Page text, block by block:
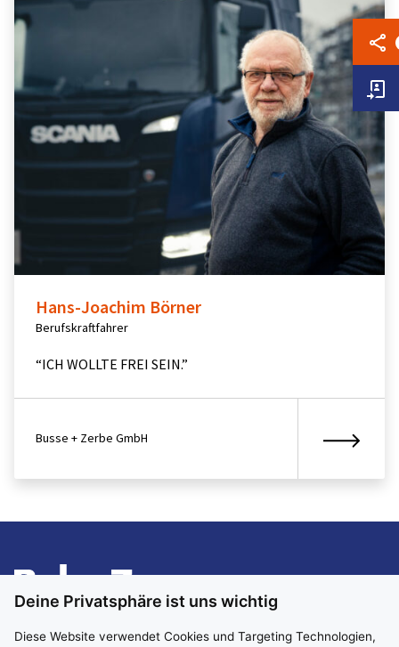
Deine Privatsphäre ist uns wichtig
Diese Website verwendet Cookies und Targeting Technologien,
Hans-Joachim Börner
Berufskraftfahrer
“ICH WOLLTE FREI SEIN.”
Busse + Zerbe GmbH